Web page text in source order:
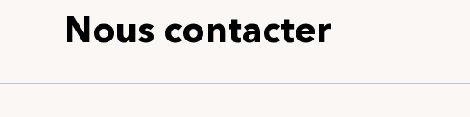
Nous contacter